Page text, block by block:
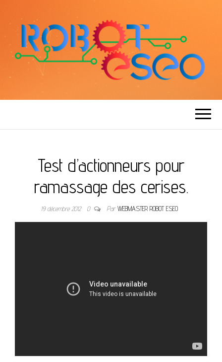
ROBOT ESEO
Test d’actionneurs pour
ramassage des cerises.
19 décembre 2012 0 ParWEBMASTER ROBOT ESEO